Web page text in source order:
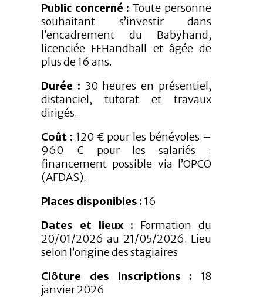
Public concerné : Toute personne
souhaitant s’investir dans
l’encadrement du Babyhand,
licenciée FFHandball et âgée de
plus de 16 ans.
Durée : 30 heures en présentiel,
distanciel, tutorat et travaux
dirigés.
Coût : 120 € pour les bénévoles –
960 € pour les salariés :
financement possible via l’OPCO
(AFDAS).
Places disponibles : 16
Dates et lieux : Formation du
20/01/2026 au 21/05/2026. Lieu
selon l’origine des stagiaires
Clôture des inscriptions : 18
janvier 2026